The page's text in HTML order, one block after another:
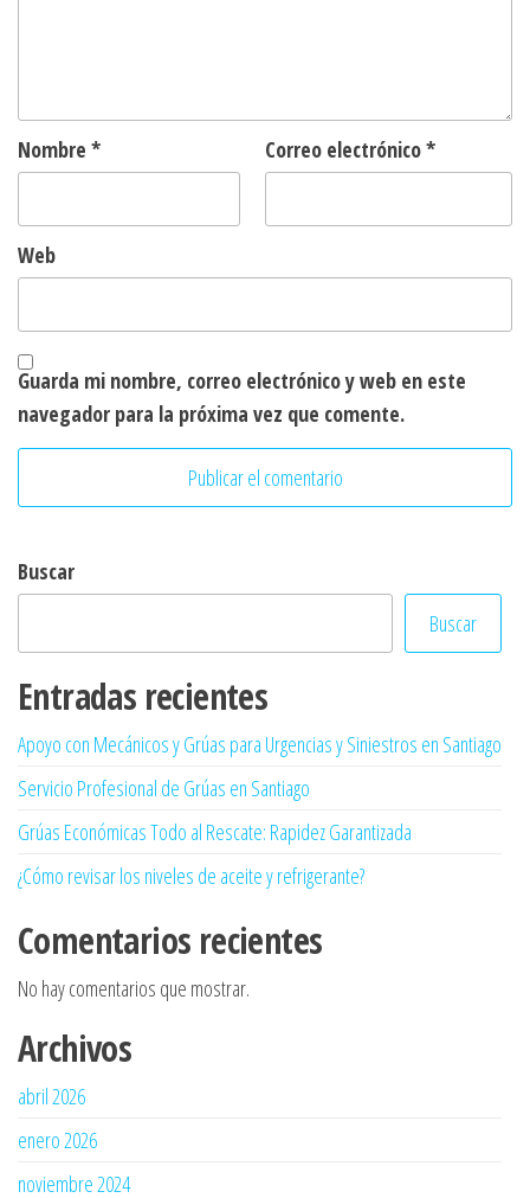
Nombre * Correo electrónico*
Web
Guarda mi nombre, correo electrónico y web en este
navegador para la próxima vez que comente.
Buscar
Buscar
Entradas recientes
Apoyo con Mecánicos y Grúas para Urgencias y Siniestros en Santiago
Servicio Profesional de Grúas en Santiago
Grúas Económicas Todo al Rescate: Rapidez Garantizada
¿Cómo revisar los niveles de aceite y refrigerante?
Comentarios recientes
No hay comentarios que mostrar.
Archivos
abril 2026
enero 2026
noviembre 2024